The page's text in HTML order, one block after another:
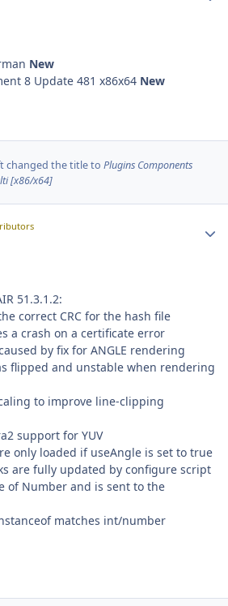
New
8 Update 481 x86x64 New
changed the title to Plugins Components
[x86/x64]
51.3.1.2:
correct CRC for the hash file
a crash on a certificate error
by fix for ANGLE rendering
flipped and unstable when rendering
to improve line-clipping
support for YUV
only loaded if useAngle is set to true
are fully updated by configure script
of Number and is sent to the
matches int/number